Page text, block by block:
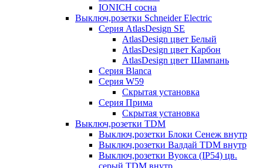
IONICH сосна
Выключ,розетки Schneider Electric
Серия AtlasDesign SE
AtlasDesign цвет Белый
AtlasDesign цвет Карбон
AtlasDesign цвет Шампань
Серия Blanca
Серия W59
Скрытая установка
Серия Прима
Скрытая установка
Выключ,розетки TDM
Выключ,розетки Блоки Сенеж внутр
Выключ,розетки Валдай TDM внутр
Выключ,розетки Вуокса (IP54) цв.